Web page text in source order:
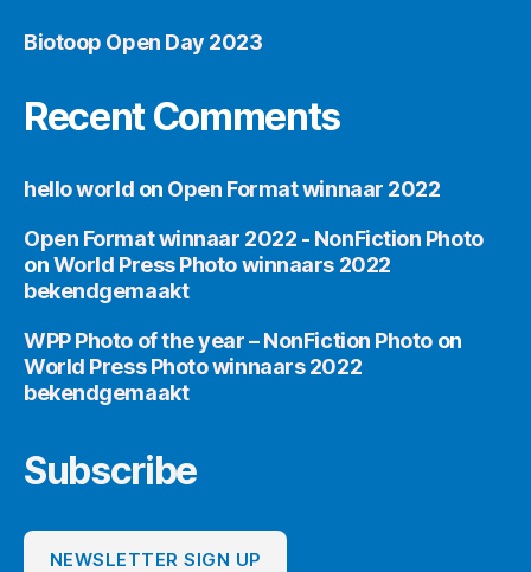
Biotoop Open Day 2023
Recent Comments
hello world on Open Format winnaar 2022
Open Format winnaar 2022 - NonFiction Photo
onWorld Press Photo winnaars 2022
bekendgemaakt
WPP Photo of the year – NonFiction Photo on
World Press Photo winnaars 2022
bekendgemaakt
Subscribe
NEWSLETTER SIGN UP